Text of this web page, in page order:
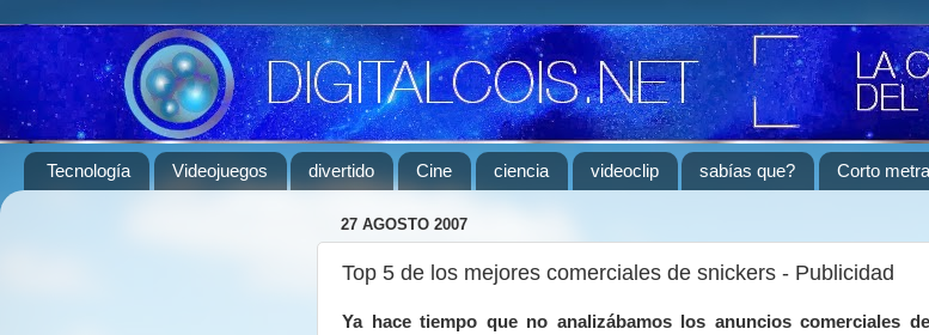
Tecnología Videojuegos divertido Cine ciencia videoclip sabías que? Corto
27 AGOSTO 2007
Top 5 de los mejores comerciales de snickers - Publicidad
Ya hace tiempo que no analizábamos los anuncios comerciales